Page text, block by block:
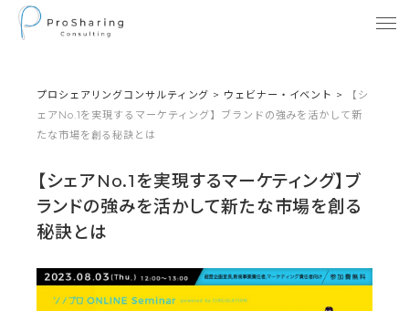
プロシェアリングコンサルティング > ウェビナー・イベント >
【シ
ェアNo.1を実現するマーケティング】ブランドの強みを活かして新
たな市場を創る秘訣とは
【シェアNo.1を実現するマーケティング】ブ
ランドの強みを活かして新たな市場を創る
秘訣とは